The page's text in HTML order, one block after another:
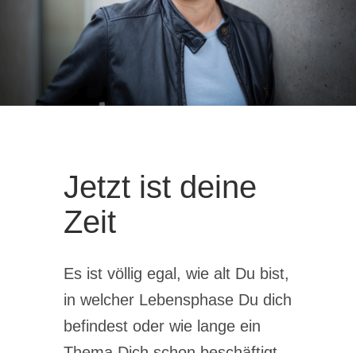
Jetzt ist deine
Zeit
Es ist völlig egal, wie alt Du bist,
in welcher Lebensphase Du dich
befindest oder wie lange ein